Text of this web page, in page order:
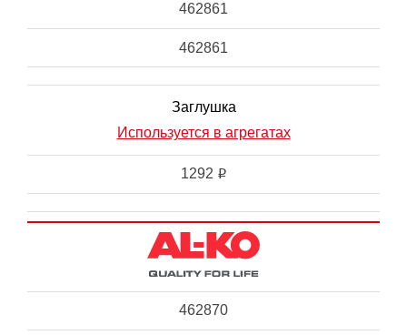
462861
462861
Заглушка
Используется в агрегатах
1292 i
462870